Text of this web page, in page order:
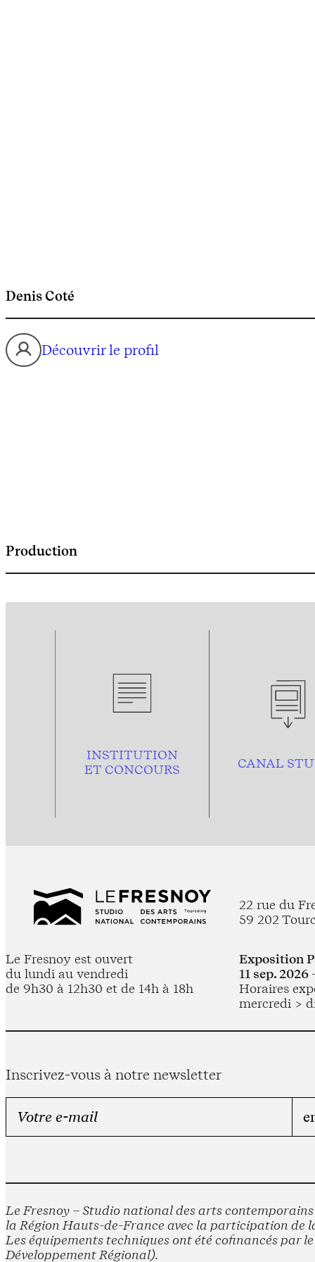
Denis Coté
Découvrir le profil
Production
INSTITUTION
ET CONCOURS
CANAL
22 rue du
59 202
Le Fresnoy est ouvert
du lundi au vendredi
de 9h30 à 12h30 et de 14h à 18h
Exposition
11 sep.
Horaires
mercredi >
Inscrivez-vous à notre newsletter
Le Fresnoy – Studio national des arts
la Région Hauts-de-France avec la participation de
Les équipements techniques ont été cofinancés par
Développement Régional).